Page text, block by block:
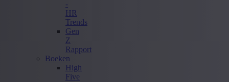
-
HR
Trends
Gen
Z
Rapport
Boeken
High
Five